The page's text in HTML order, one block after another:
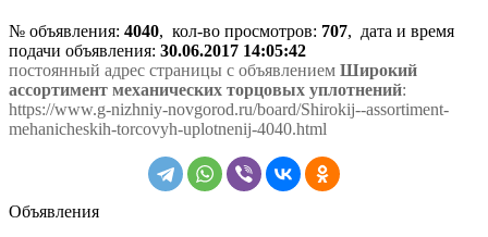
№ объявления: 4040, кол-во просмотров: 707, дата и время
подачи объявления: 30.06.2017 14:05:42
постоянный адрес страницы с объявлением Широкий
ассортимент механических торцовых уплотнений:
https://www.g-nizhniy-novgorod.ru/board/Shirokij--assortiment-
mehanicheskih-torcovyh-uplotnenij-4040.html
Объявления